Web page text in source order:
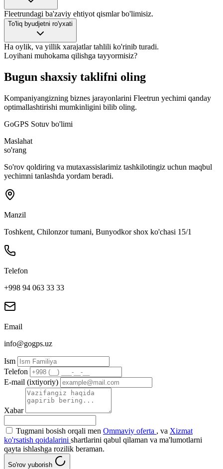
Fleetrundagi ba'zaviy ehtiyot qismlar bo'limisiz.
To'liq byudjetni ro'yxati
Ha oylik, va yillik xarajatlar tahlili ko'rinib turadi.
Loyihani muhokama qilishga tayyormisiz?
Bugun shaxsiy taklifni oling
Kompaniyangizning biznes jarayonlarini Fleetrun yechimi qanday
optimallashtirishi mumkinligini bilib oling.
GoGPS Sotuv bo'limi
Maslahat
so'rang
So'rov qoldiring va mutaxassislarimiz tashkilotingiz uchun maqbul
yechimni tanlashda yordam beradi.
Manzil
Toshkent, Chilonzor tumani, Bunyodkor shox ko'chasi 15/1
Telefon
+998 94 063 33 33
Email
info@gogps.uz
Ism
Telefon
E-mail (ixtiyoriy)
Xabar
Tugmani bosish orqali men Ommaviy oferta , va Xizmat
ko'rsatish qoidalarini shartlarini qabul qilaman va ma'lumotlarni
qayta ishlashga rozilik beraman.
So'rov yuborish